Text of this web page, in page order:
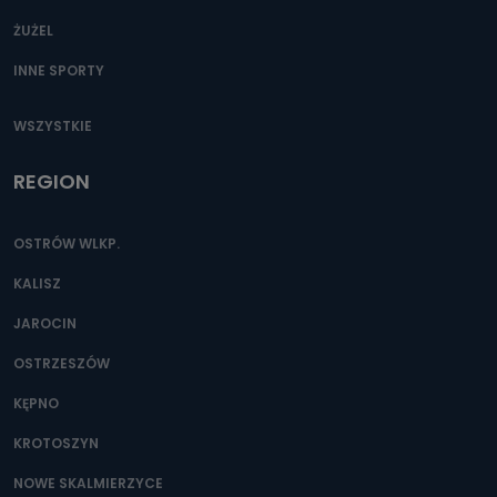
ŻUŻEL
INNE SPORTY
WSZYSTKIE
REGION
OSTRÓW WLKP.
KALISZ
JAROCIN
OSTRZESZÓW
KĘPNO
KROTOSZYN
NOWE SKALMIERZYCE